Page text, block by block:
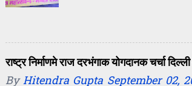
राष्ट्र निर्माणमे राज दरभंगाक योगदानक चर्चा
ByHitendra Gupta September 02,